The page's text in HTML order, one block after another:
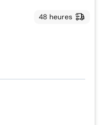
48 heures